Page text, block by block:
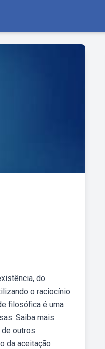
do
o raciocínio
filosófica é uma
Saiba mais
de outros
da aceitação